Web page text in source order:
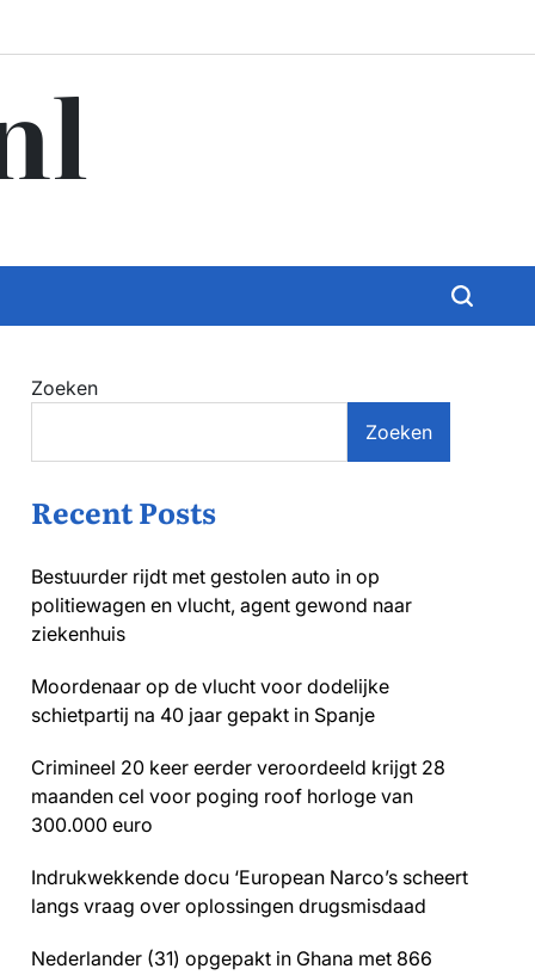
Zoeken
Zoeken
Recent Posts
Bestuurder rijdt met gestolen auto in op
politiewagen en vlucht, agent gewond naar
ziekenhuis
Moordenaar op de vlucht voor dodelijke
schietpartij na 40 jaar gepakt in Spanje
Crimineel 20 keer eerder veroordeeld krijgt 28
maanden cel voor poging roof horloge van
300.000 euro
Indrukwekkende docu ‘European Narco’s scheert
langs vraag over oplossingen drugsmisdaad
Nederlander (31) opgepakt in Ghana met 866